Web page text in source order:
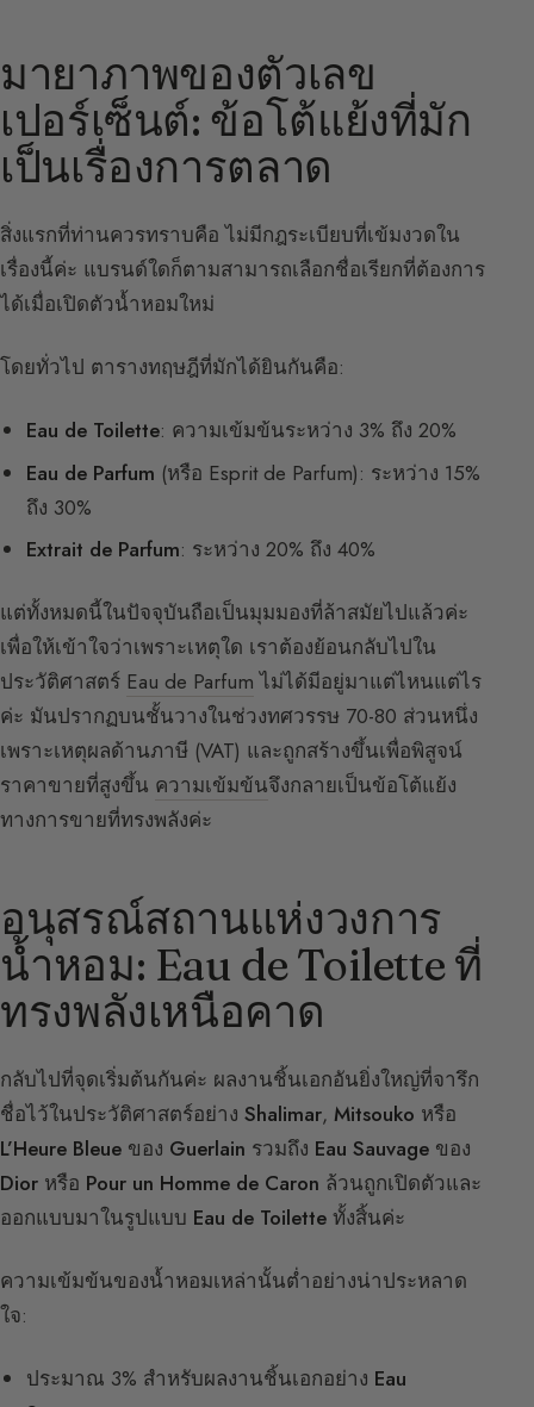
มายาภาพของตัวเลข
เปอร์เซ็นต์: ข้อโต้แย้งที่มัก
เป็นเรื่องการตลาด
สิ่งแรกที่ท่านควรทราบคือ ไม่มีกฎระเบียบที่เข้มงวดใน
เรื่องนี้ค่ะ แบรนด์ใดก็ตามสามารถเลือกชื่อเรียกที่ต้องการ
ได้เมื่อเปิดตัวน้ำหอมใหม่
โดยทั่วไป ตารางทฤษฎีที่มักได้ยินกันคือ:
Eau de Toilette: ความเข้มข้นระหว่าง 3% ถึง 20%
Eau de Parfum (หรือ Esprit de Parfum): ระหว่าง 15%
ถึง 30%
Extrait de Parfum: ระหว่าง 20% ถึง 40%
แต่ทั้งหมดนี้ในปัจจุบันถือเป็นมุมมองที่ล้าสมัยไปแล้วค่ะ
เพื่อให้เข้าใจว่าเพราะเหตุใด เราต้องย้อนกลับไปใน
ประวัติศาสตร์ Eau de Parfum ไม่ได้มีอยู่มาแต่ไหนแต่ไร
ค่ะ มันปรากฏบนชั้นวางในช่วงทศวรรษ 70-80 ส่วนหนึ่ง
เพราะเหตุผลด้านภาษี (VAT) และถูกสร้างขึ้นเพื่อพิสูจน์
ราคาขายที่สูงขึ้น ความเข้มข้นจึงกลายเป็นข้อโต้แย้ง
ทางการขายที่ทรงพลังค่ะ
อนุสรณ์สถานแห่งวงการ
น้ำหอม: Eau de Toilette ที่
ทรงพลังเหนือคาด
กลับไปที่จุดเริ่มต้นกันค่ะ ผลงานชิ้นเอกอันยิ่งใหญ่ที่จารึก
ชื่อไว้ในประวัติศาสตร์อย่าง Shalimar, Mitsouko หรือ
L’Heure Bleue ของ Guerlain รวมถึง Eau Sauvage ของ
Dior หรือ Pour un Homme de Caron ล้วนถูกเปิดตัวและ
ออกแบบมาในรูปแบบ Eau de Toilette ทั้งสิ้นค่ะ
ความเข้มข้นของน้ำหอมเหล่านั้นต่ำอย่างน่าประหลาด
ใจ:
ประมาณ 3% สำหรับผลงานชิ้นเอกอย่าง Eau